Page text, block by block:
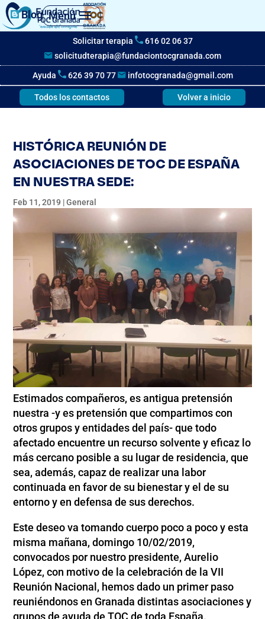
Blog Menú
Solicitar terapia
616 02 06 37
solicitudterapia@fundaciontocgranada.com
Ayuda 626 39 70 77 infotocgranada@gmail.com
Todos los contactos Volver a inicio
HISTÓRICA REUNIÓN DE
ASOCIACIONES DE TOC DE ESPAÑA
EN NUESTRA SEDE:
Feb 11, 2019 |General
Estimados compañeros, es antigua pretensión
nuestra -y es pretensión que compartimos con
otros grupos y entidades del país- que todo
afectado encuentre un recurso solvente y eficaz lo
más cercano posible a su lugar de residencia, que
sea, además, capaz de realizar una labor
continuada en favor de su bienestar y el de su
entorno y en defensa de sus derechos.
Este deseo va tomando cuerpo poco a poco y esta
misma mañana, domingo 10/02/2019,
convocados por nuestro presidente, Aurelio
López, con motivo de la celebración de la VII
Reunión Nacional, hemos dado un primer paso
reuniéndonos en Granada distintas asociaciones y